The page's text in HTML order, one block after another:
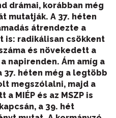
drámai, korábban még
mutatják. A 37. héten
átrendezte a
is: radikálisan csökkent
és növekedett a
napirenden. Ám amíg a
37. héten még a legtöbb
megszólalni, majd a
MIÉP és az MSZP is
a 39. hét